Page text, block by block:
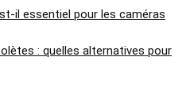
il essentiel pour les caméras
: quelles alternatives pour